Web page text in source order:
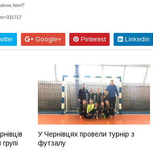
Google+ Pinterest Linkedin
У Чернівцях провели турнір з
футзалу